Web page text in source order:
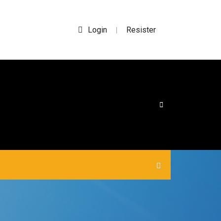
Login | Resister